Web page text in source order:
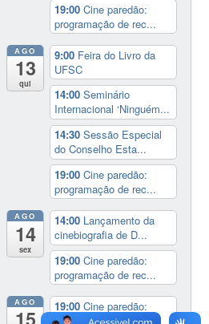
19:00Cine paredão:
programação de rec...
AGO
13
qui
9:00 Feira do Livro da
UFSC
14:00Seminário
Internacional ‘Ninguém...
14:30Sessão Especial
do Conselho Esta...
19:00Cine paredão:
programação de rec...
AGO
14
sex
14:00 Lançamento da
cinebiografia de D...
19:00Cine paredão:
programação de rec...
AGO 19:00Cine paredão:
programação de rec...